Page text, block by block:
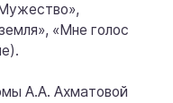
«Мне голос
А.А. Ахматовой